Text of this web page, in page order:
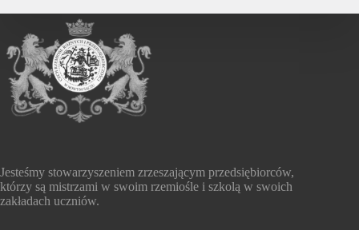
Jesteśmy stowarzyszeniem zrzeszającym przedsiębiorców,
którzy są mistrzami w swoim rzemiośle i szkolą w swoich
zakładach uczniów.